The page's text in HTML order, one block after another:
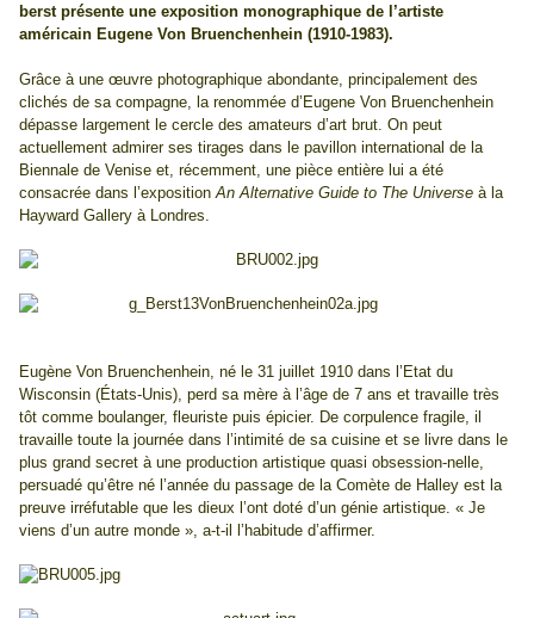
berst présente une exposition monographique de l’artiste
américain Eugene Von Bruenchenhein (1910-1983).
Grâce à une œuvre photographique abondante, principalement des
clichés de sa compagne, la renommée d’Eugene Von Bruenchenhein
dépasse largement le cercle des amateurs d’art brut. On peut
actuellement admirer ses tirages dans le pavillon international de la
Biennale de Venise et, récemment, une pièce entière lui a été
consacrée dans l’expositionAn Alternative Guide to The Universe à la
Hayward Gallery à Londres.
Eugène Von Bruenchenhein, né le 31 juillet 1910 dans l’Etat du
Wisconsin (États-Unis), perd sa mère à l’âge de 7 ans et travaille très
tôt comme boulanger, fleuriste puis épicier. De corpulence fragile, il
travaille toute la journée dans l’intimité de sa cuisine et se livre dans le
plus grand secret à une production artistique quasi obsession-nelle,
persuadé qu’être né l’année du passage de la Comète de Halley est la
preuve irréfutable que les dieux l’ont doté d’un génie artistique. « Je
viens d’un autre monde », a-t-il l’habitude d’affirmer.